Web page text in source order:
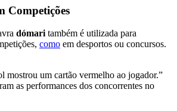
Competições
dómari também é utilizada para
como em desportos ou concursos.
mostrou um cartão vermelho ao jogador.”
as performances dos concorrentes no